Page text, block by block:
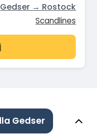
Gedser → Rostock
Scandlines
Gedser